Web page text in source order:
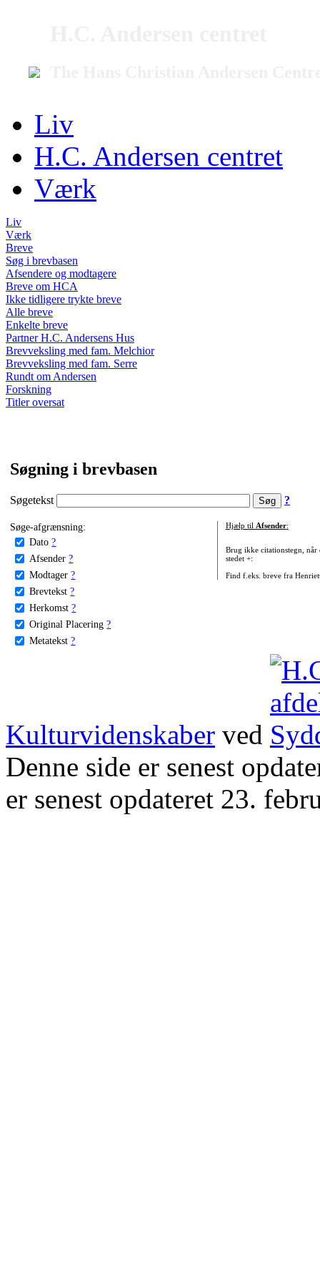
Liv
H.C. Andersen centret
Værk
Liv
Værk
Breve
Søg i brevbasen
Afsendere og modtagere
Breve om HCA
Ikke tidligere trykte breve
Alle breve
Enkelte breve
Partner H.C. Andersens Hus
Brevveksling med fam. Melchior
Brevveksling med fam. Serre
Rundt om Andersen
Forskning
Titler oversat
Søgning i brevbasen
Søgetekst ?
Søge-afgrænsning:
Dato ?
Afsender ?
Modtager ?
Brevtekst ?
Herkomst ?
Original Placering ?
Metatekst ?
Hjælp til Afsender:
Brug ikke citationstegn, når
stedet +:
Find f.eks. breve fra
Kulturvidenskaber ved
Denne side er senest
er senest opdateret 23.